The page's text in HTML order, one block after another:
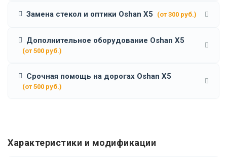
Замена стекол и оптики Oshan X5 (от 300 руб.)
Дополнительное оборудование Oshan X5
(от 500 руб.)
Срочная помощь на дорогах Oshan X5
(от 500 руб.)
Характеристики и модификации